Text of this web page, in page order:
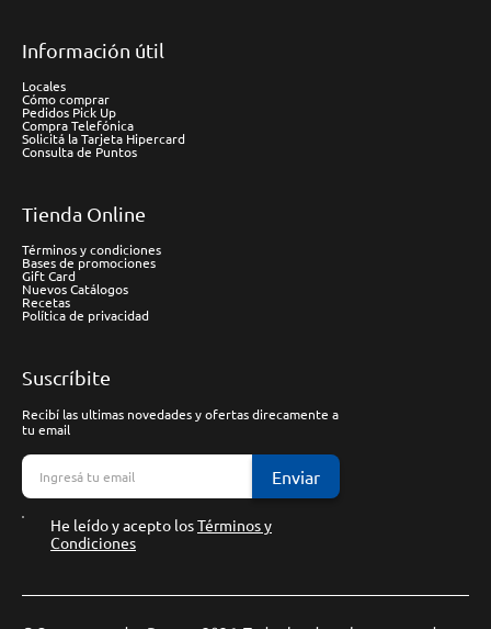
Información útil
Locales
Cómo comprar
Pedidos Pick Up
Compra Telefónica
Solicitá la Tarjeta Hipercard
Consulta de Puntos
Tienda Online
Términos y condiciones
Bases de promociones
Gift Card
Nuevos Catálogos
Recetas
Política de privacidad
Suscríbite
Recibí las ultimas novedades y ofertas direcamente a
tu email
Enviar
He leído y acepto losTérminos y
Condiciones